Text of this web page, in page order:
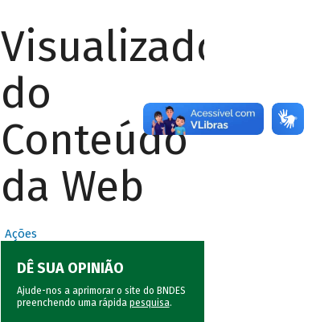
Visualizador
do
Conteúdo
da Web
Ações
DÊ SUA OPINIÃO
Ajude-nos a aprimorar o site do BNDES
preenchendo uma rápida pesquisa.